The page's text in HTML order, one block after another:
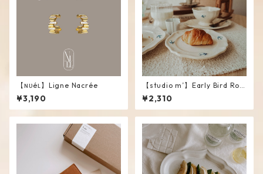
【ɴᴜéʟ】Ligne Nacrée
¥3,190
【studio m’】Early Bird Rou
nd Plate / S
¥2,310